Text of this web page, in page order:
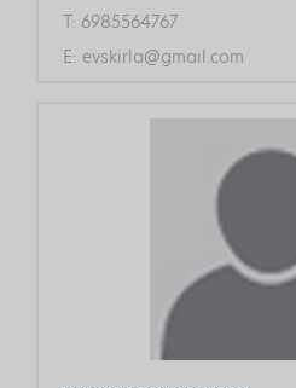
T: 6985564767
E: evskirla@gmail.com